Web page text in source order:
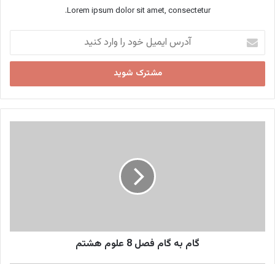
Lorem ipsum dolor sit amet, consectetur.
ایمیل
خود
وارد
کنید
گام به گام فصل 8 علوم هشتم